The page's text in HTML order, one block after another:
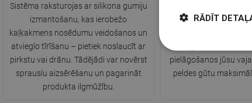
Sistēma raksturojas ar silikona gumiju
izmantošanu, kas ierobežo
kaļķakmens nosēdumu veidošanos un
atvieglo tīrīšanu – pietiek noslaucīt ar
pirkstu vai drānu. Tādējādi var novērst
sprauslu aizsērēšanu un pagarināt
produkta ilgmūžību.
augstumu un slīpuma
pielāgošanos jūsu
peldes gūtu
RĀDĪT